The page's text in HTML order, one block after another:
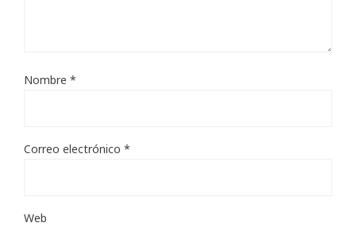
Nombre *
Correo electrónico *
Web